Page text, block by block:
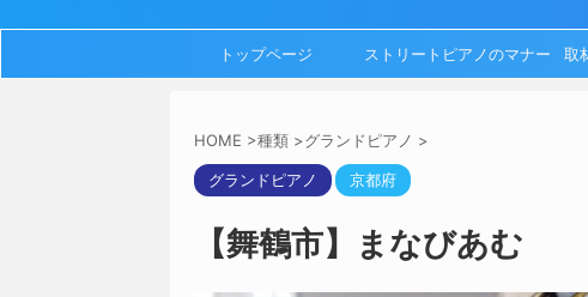
トップページ ストリートピアノのマナー 取
HOME >種類 >グランドピアノ >
グランドピアノ 京都府
【舞鶴市】まなびあむ